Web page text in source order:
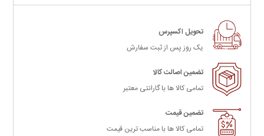
تحویل اکسپرس
یک روز پس از ثبت سفارش
تضمین اصالت کالا
تمامی کالا ها با گارانتی معتبر
تضمین قیمت
تمامی کالا ها با مناسب ترین قیمت